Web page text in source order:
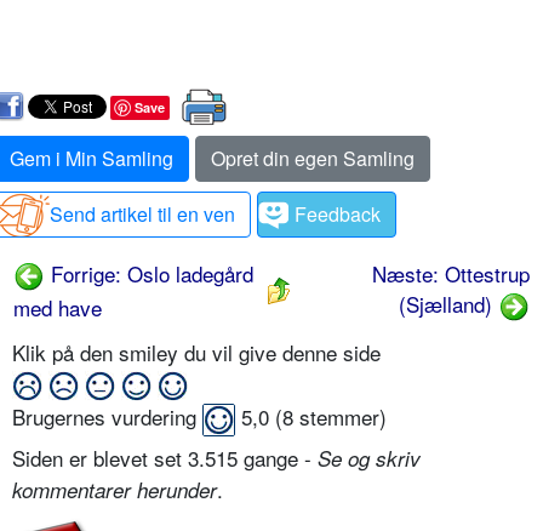
Save
Gem i Min Samling
Opret din egen Samling
Send artikel til en ven
Feedback
Forrige: Oslo ladegård
med have
Næste: Ottestrup
(Sjælland)
Klik på den smiley du vil give denne side
Brugernes vurdering 5,0 (8 stemmer)
Siden er blevet set 3.515 gange - Se og skriv
kommentarer herunder.